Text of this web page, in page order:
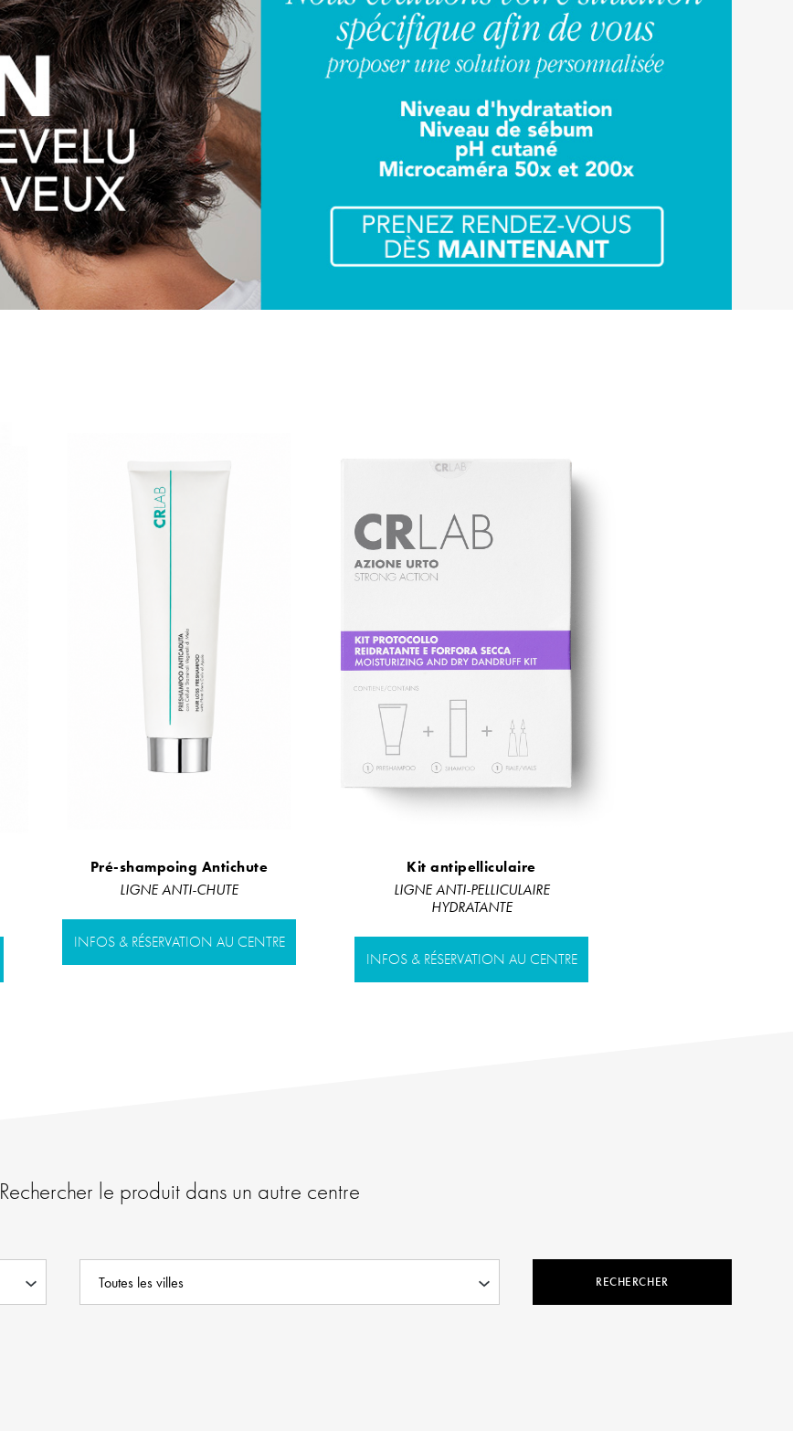
Pré-shampoing Antichute
LIGNE ANTI-CHUTE
INFOS & RÉSERVATION AU CENTRE
Kit antipelliculaire
LIGNE ANTI-PELLICULAIRE
HYDRATANTE
INFOS & RÉSERVATION AU CENTRE
Rechercher le produit dans un autre centre
RECHERCHER